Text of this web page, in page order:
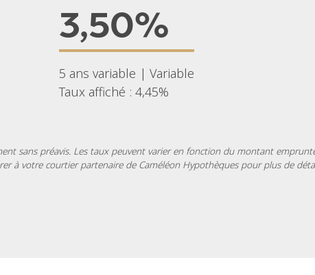
3,50%
5 ans variable | Variable
Taux affiché : 4,45%
sans préavis. Les taux peuvent varier en fonction du montant
à votre courtier partenaire de Caméléon Hypothèques pour plus de